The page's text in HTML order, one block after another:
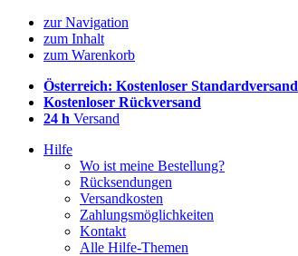
zur Navigation
zum Inhalt
zum Warenkorb
Österreich: Kostenloser Standardversand
Kostenloser Rückversand
24 h Versand
Hilfe
Wo ist meine Bestellung?
Rücksendungen
Versandkosten
Zahlungsmöglichkeiten
Kontakt
Alle Hilfe-Themen